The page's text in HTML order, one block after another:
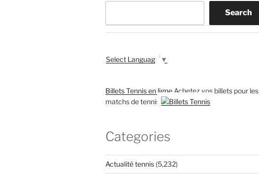
Search
Select Language ▼
Billets Tennis en ligne Achetez vos billets pour les
matchs de tennis
Categories
Actualité tennis (5,232)